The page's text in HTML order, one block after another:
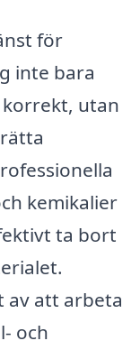
för
inte bara
utan
kemikalier
ta bort
av att arbeta
och